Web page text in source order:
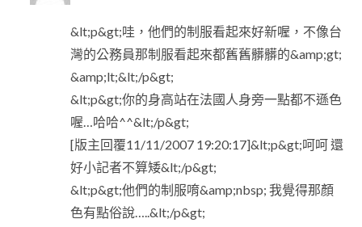
&lt;p&gt;哇，他們的制服看起來好新喔，不像台
灣的公務員那制服看起來都舊舊髒髒的&amp;gt;
&amp;lt;&lt;/p&gt;
&lt;p&gt;你的身高站在法國人身旁一點都不遜色
喔…哈哈^^&lt;/p&gt;
[版主回覆11/11/2007 19:20:17]&lt;p&gt;呵呵 還
好小記者不算矮&lt;/p&gt;
&lt;p&gt;他們的制服唷&amp;nbsp; 我覺得那顏
色有點俗說…..&lt;/p&gt;